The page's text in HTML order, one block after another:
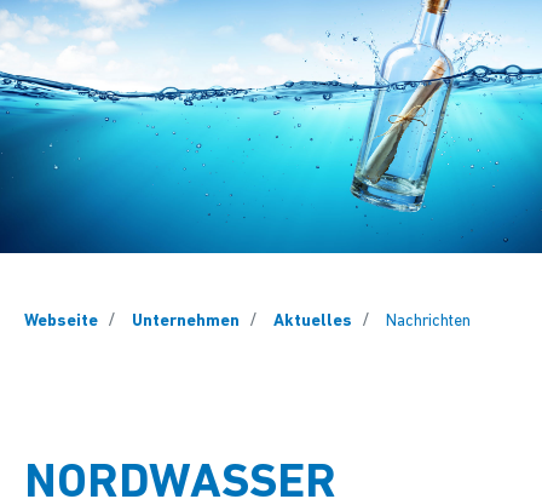
Webseite Unternehmen Aktuelles Nachrichten
NORDWASSER